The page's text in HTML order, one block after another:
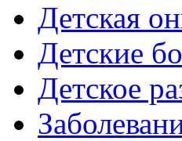
Детская
Детские
Детское